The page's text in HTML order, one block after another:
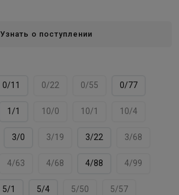
Узнать о поступлении
0/11 0/22 0/55 0/77
1/1 10/0 10/1 10/4
3/0 3/19 3/22 3/68
4/63 4/68 4/88 4/99
5/1 5/4 5/50 5/57